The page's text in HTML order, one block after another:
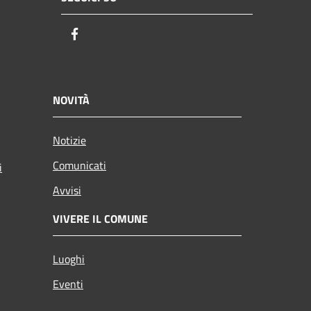
NOVITÀ
Notizie
Comunicati
Avvisi
VIVERE IL COMUNE
Luoghi
Eventi